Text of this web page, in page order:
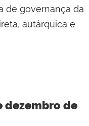
de governança da
autárquica e
dezembro de